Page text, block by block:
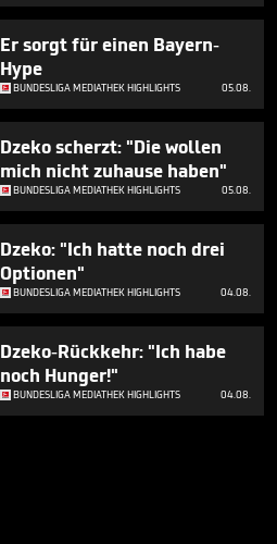
Er sorgt für einen Bayern-
Hype
BUNDESLIGA MEDIATHEK HIGHLIGHTS 05.08.
Dzeko scherzt: "Die wollen
mich nicht zuhause haben"
BUNDESLIGA MEDIATHEK HIGHLIGHTS 05.08.
Dzeko: "Ich hatte noch drei
Optionen"
BUNDESLIGA MEDIATHEK HIGHLIGHTS 04.08.
Dzeko-Rückkehr: "Ich habe
noch Hunger!"
BUNDESLIGA MEDIATHEK HIGHLIGHTS 04.08.